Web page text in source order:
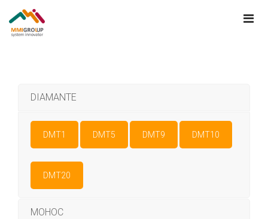
DIAMANTE
DMT1 DMT5 DMT9 DMT10
DMT20
MOHOC